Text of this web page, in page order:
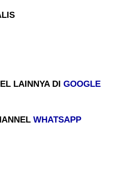
LAINNYA DIGOOGLE
WHATSAPP